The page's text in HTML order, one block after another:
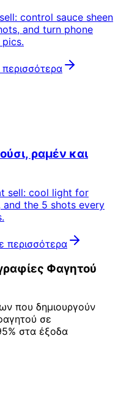
control sauce sheen
and turn phone
ραμέν και
sell: cool light for
and the 5 shots every
περισσότερα
Φαγητού
που δημιουργούν
σε
στα έξοδα